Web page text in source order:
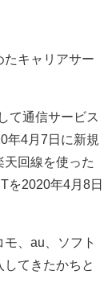
たキャリアサー
て通信サービス
年4月7日に新規
回線を使った
を2020年4月8日
、au、ソフト
てきたかちと